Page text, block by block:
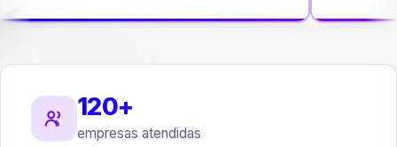
120+
empresas atendidas